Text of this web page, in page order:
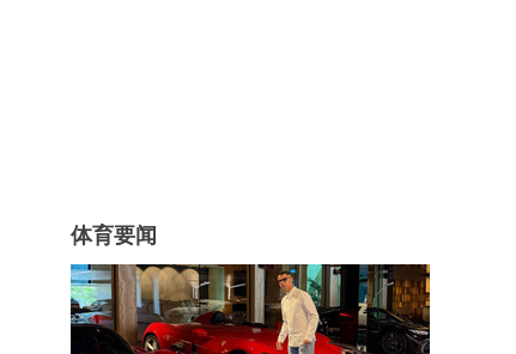
体育要闻